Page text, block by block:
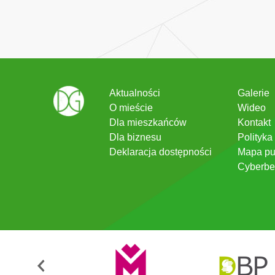
Aktualności
O mieście
Dla mieszkańców
Dla biznesu
Deklaracja dostępności
Galerie
Wideo
Kontakt
Mapa